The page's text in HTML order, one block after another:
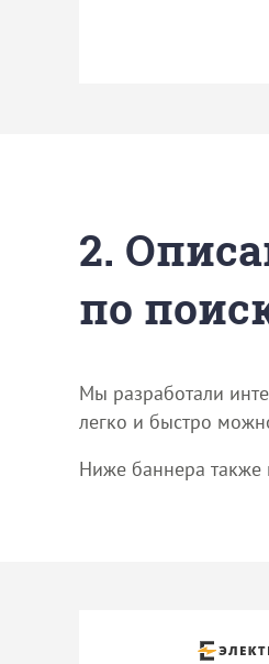
2.
по
Мы разработали
легко и быстро
Ниже баннера также